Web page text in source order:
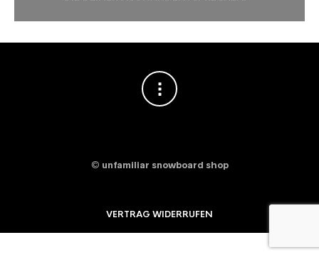
© unfamiliar snowboard shop
VERTRAG WIDERRUFEN